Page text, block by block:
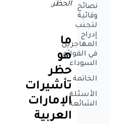
نصائح
وقائية
لتجنب
إدراج
المهاجرين
في القوائم
السوداء
الخاتمة
الأسئلة
الشائعة
الحظر.
ما
هو
حظر
تأشيرات
الإمارات
العربية